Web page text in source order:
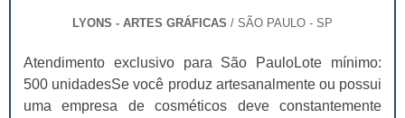
LYONS - ARTES GRÁFICAS / SÃO PAULO - SP
Atendimento exclusivo para São PauloLote mínimo:
500 unidadesSe você produz artesanalmente ou possui
uma empresa de cosméticos deve constantemente